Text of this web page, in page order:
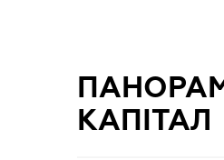
КАПІТАЛ